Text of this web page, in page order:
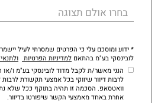
בחרו אולם תצוגה
* ידוע ומוסכם עלי כי הפרטים שמסרתי לעיל
לובינסקי בע"מ בהתאםלמדיניות הפרטיות
הנני מאשר/ת לקבל מדוד לובינסקי בע"מ ו/או
לרבות דיוור שיווקי בכל אמצעי תקשורת
וואטסאפ. הסכמה זו תהיה בתוקף ככל שלא
אחרת באחד מאמצעי הקשר שיפורטו בדיוור.